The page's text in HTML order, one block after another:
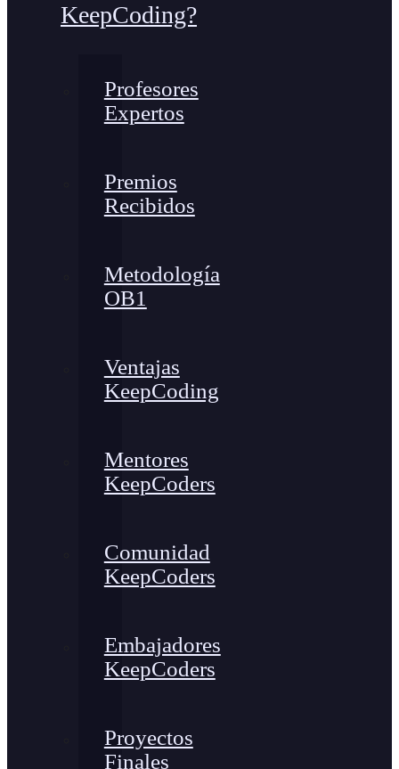
KeepCoding?
Profesores
Expertos
Premios
Recibidos
Metodología
OB1
Ventajas
KeepCoding
Mentores
KeepCoders
Comunidad
KeepCoders
Embajadores
KeepCoders
Proyectos
Finales